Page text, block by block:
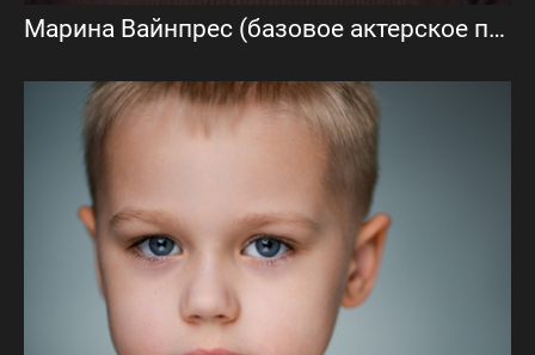
Марина Вайнпрес (базовое актерское портфолио)